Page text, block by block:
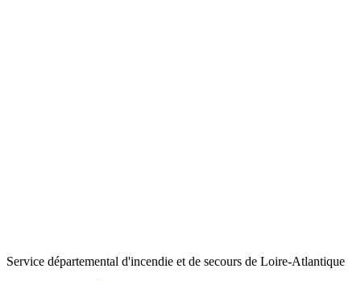
Service départemental d'incendie et de secours de Loire-Atlantique